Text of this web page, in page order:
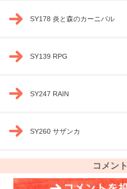
SY178 炎と森のカーニバル
SY139 RPG
SY247 RAIN
SY260 サザンカ
コメント